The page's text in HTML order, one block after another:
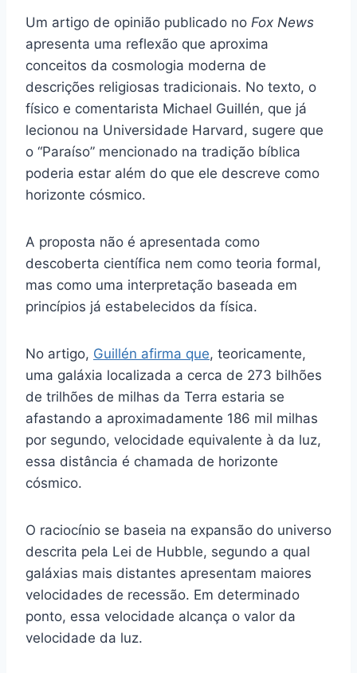
Um artigo de opinião publicado no Fox News
apresenta uma reflexão que aproxima
conceitos da cosmologia moderna de
descrições religiosas tradicionais. No texto, o
físico e comentarista Michael Guillén, que já
lecionou na Universidade Harvard, sugere que
o “Paraíso” mencionado na tradição bíblica
poderia estar além do que ele descreve como
horizonte cósmico.
A proposta não é apresentada como
descoberta científica nem como teoria formal,
mas como uma interpretação baseada em
princípios já estabelecidos da física.
No artigo, Guillén afirma que, teoricamente,
uma galáxia localizada a cerca de 273 bilhões
de trilhões de milhas da Terra estaria se
afastando a aproximadamente 186 mil milhas
por segundo, velocidade equivalente à da luz,
essa distância é chamada de horizonte
cósmico.
O raciocínio se baseia na expansão do universo
descrita pela Lei de Hubble, segundo a qual
galáxias mais distantes apresentam maiores
velocidades de recessão. Em determinado
ponto, essa velocidade alcança o valor da
velocidade da luz.